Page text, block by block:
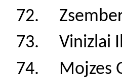
72.
73.
74.